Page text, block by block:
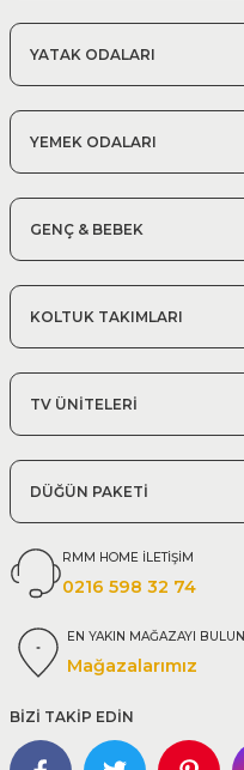
YATAK ODALARI
YEMEK ODALARI
GENÇ & BEBEK
KOLTUK TAKIMLARI
TV ÜNİTELERİ
DÜĞÜN PAKETİ
RMM HOME İLETİŞİM
0216 598 32 74
EN YAKIN MAĞAZAYI BULUN
Mağazalarımız
BİZİ TAKİP EDİN